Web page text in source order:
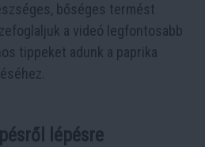
bőséges termést
a videó legfontosabb
tippeket adunk a paprika
lépésre